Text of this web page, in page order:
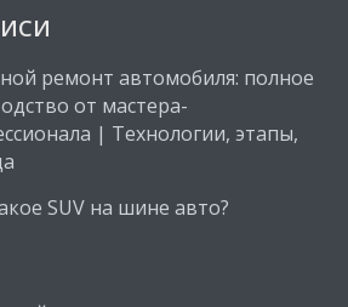
ремонт автомобиля: полное
от мастера-
| Технологии, этапы,
SUV на шине авто?